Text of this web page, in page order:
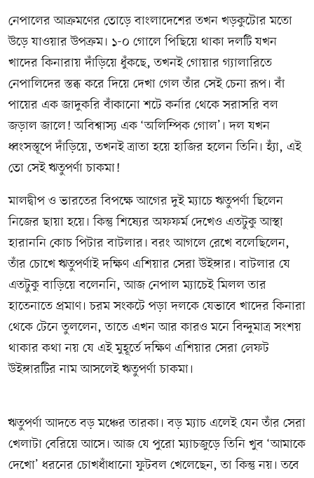
নেপালের আক্রমণের তোড়ে বাংলাদেশের তখন খড়কুটোর মতো
উড়ে যাওয়ার উপক্রম। ১-০ গোলে পিছিয়ে থাকা দলটি যখন
খাদের কিনারায় দাঁড়িয়ে ধুঁকছে, তখনই গোয়ার গ্যালারিতে
নেপালিদের স্তব্ধ করে দিয়ে দেখা গেল তাঁর সেই চেনা রূপ। বাঁ
পায়ের এক জাদুকরি বাঁকানো শটে কর্নার থেকে সরাসরি বল
জড়াল জালে! অবিশ্বাস্য এক ‘অলিম্পিক গোল’। দল যখন
ধ্বংসস্তূপে দাঁড়িয়ে, তখনই ত্রাতা হয়ে হাজির হলেন তিনি। হ্যাঁ, এই
তো সেই ঋতুপর্ণা চাকমা!
মালদ্বীপ ও ভারতের বিপক্ষে আগের দুই ম্যাচে ঋতুপর্ণা ছিলেন
নিজের ছায়া হয়ে। কিন্তু শিষ্যের অফফর্ম দেখেও এতটুকু আস্থা
হারাননি কোচ পিটার বাটলার। বরং আগলে রেখে বলেছিলেন,
তাঁর চোখে ঋতুপর্ণাই দক্ষিণ এশিয়ার সেরা উইঙ্গার। বাটলার যে
এতটুকু বাড়িয়ে বলেননি, আজ নেপাল ম্যাচেই মিলল তার
হাতেনাতে প্রমাণ। চরম সংকটে পড়া দলকে যেভাবে খাদের কিনারা
থেকে টেনে তুললেন, তাতে এখন আর কারও মনে বিন্দুমাত্র সংশয়
থাকার কথা নয় যে এই মুহূর্তে দক্ষিণ এশিয়ার সেরা লেফট
উইঙ্গারটির নাম আসলেই ঋতুপর্ণা চাকমা।
ঋতুপর্ণা আদতে বড় মঞ্চের তারকা। বড় ম্যাচ এলেই যেন তাঁর সেরা
খেলাটা বেরিয়ে আসে। আজ যে পুরো ম্যাচজুড়ে তিনি খুব ‘আমাকে
দেখো’ ধরনের চোখধাঁধানো ফুটবল খেলেছেন, তা কিন্তু নয়। তবে